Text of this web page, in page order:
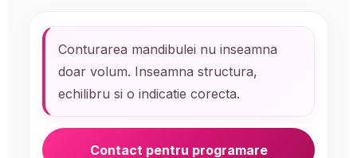
Conturarea mandibulei nu inseamna
doar volum. Inseamna structura,
echilibru si o indicatie corecta.
Contact pentru programare